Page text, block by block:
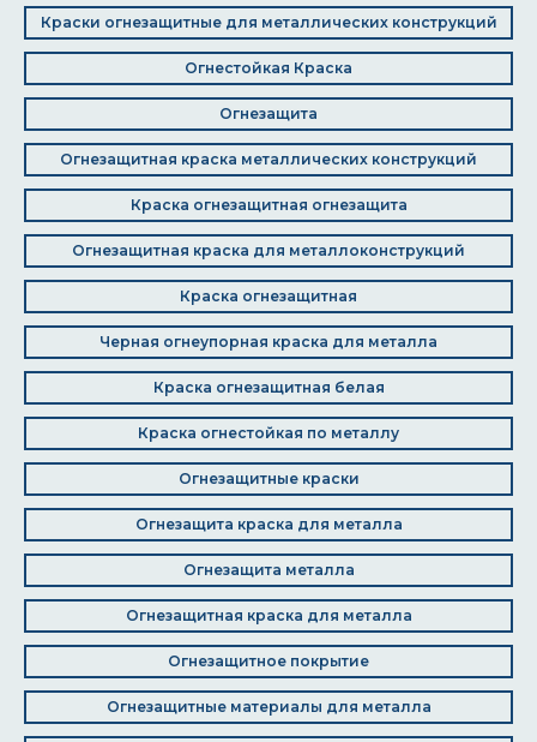
Краски огнезащитные для металлических конструкций
Огнестойкая Краска
Огнезащита
Огнезащитная краска металлических конструкций
Краска огнезащитная огнезащита
Огнезащитная краска для металлоконструкций
Краска огнезащитная
Черная огнеупорная краска для металла
Краска огнезащитная белая
Краска огнестойкая по металлу
Огнезащитные краски
Огнезащита краска для металла
Огнезащита металла
Огнезащитная краска для металла
Огнезащитное покрытие
Огнезащитные материалы для металла